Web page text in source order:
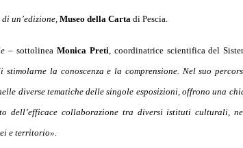
un’edizione, Museo della Cartadi Pescia.
– sottolinea Monica Preti, coordinatrice scientifica del
la conoscenza e la comprensione. Nel suo
diverse tematiche delle singole esposizioni, offrono una
dell’efficace collaborazione tra diversi istituti culturali,
e territorio».